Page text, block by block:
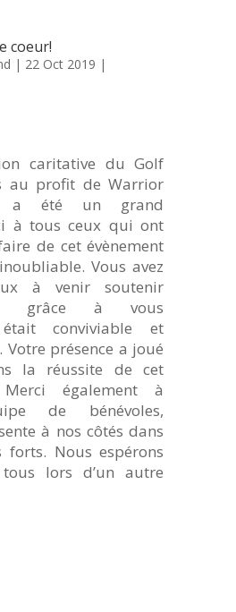
coeur!
| 22 Oct 2019 |
caritative du Golf
au profit de Warrior
a été un grand
à tous ceux qui ont
de cet évènement
Vous avez
à venir soutenir
grâce à vous
était conviviable et
Votre présence a joué
la réussite de cet
Merci également à
de bénévoles,
à nos côtés dans
forts. Nous espérons
lors d’un autre